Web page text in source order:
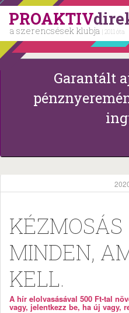
PROAKTIV
a szerencsések klubja | 2011 óta
Garantált
MINDEN,
KELL.
A hír elolvasásával 500 Ft-tal
vagy, jelentkezz be, ha új vagy,